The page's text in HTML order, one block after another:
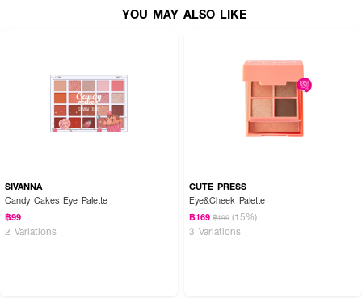
YOU MAY ALSO LIKE
SIVANNA
Candy Cakes Eye Palette
฿99
2 Variations
CUTE PRESS
Eye&Cheek Palette
฿169 ฿199 (15%)
3 Variations